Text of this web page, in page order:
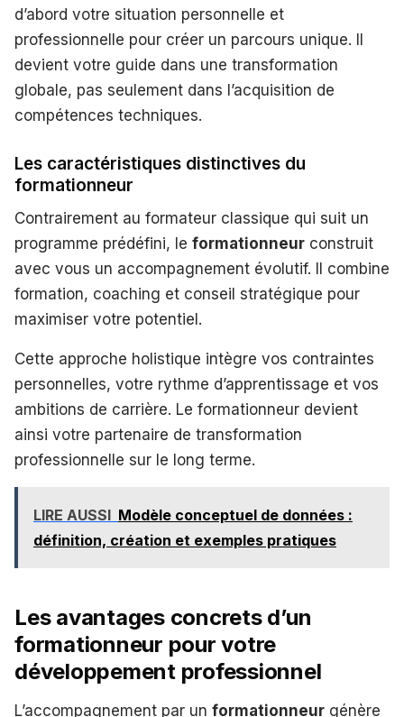
d’abord votre situation personnelle et
professionnelle pour créer un parcours unique. Il
devient votre guide dans une transformation
globale, pas seulement dans l’acquisition de
compétences techniques.
Les caractéristiques distinctives du
formationneur
Contrairement au formateur classique qui suit un
programme prédéfini, le formationneur construit
avec vous un accompagnement évolutif. Il combine
formation, coaching et conseil stratégique pour
maximiser votre potentiel.
Cette approche holistique intègre vos contraintes
personnelles, votre rythme d’apprentissage et vos
ambitions de carrière. Le formationneur devient
ainsi votre partenaire de transformation
professionnelle sur le long terme.
LIRE AUSSI Modèle conceptuel de données :
définition, création et exemples pratiques
Les avantages concrets d’un
formationneur pour votre
développement professionnel
L’accompagnement par un formationneur génère